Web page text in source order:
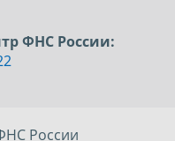
ФНС России:
России